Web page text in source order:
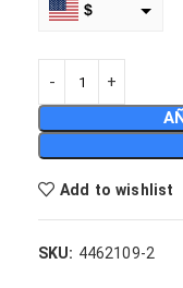
$
MXN
COP
DOP
PEN
Add to wishlist
SKU: 4462109-2